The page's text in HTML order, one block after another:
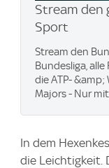
Stream den
Sport
Stream den
Bundesliga,
die ATP- &amp;
Majors - Nur
In dem
die Leichtigkeit.